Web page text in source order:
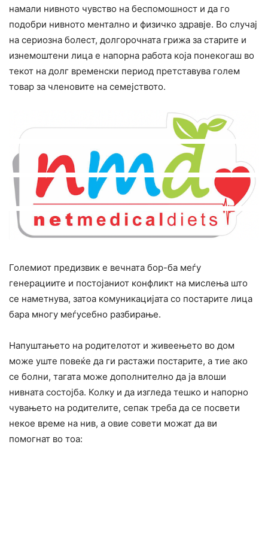
намали нивното чувство на беспомошност и да го
подобри нивното ментално и физичко здравје. Во случај
на сериозна болест, долгорочната грижа за старите и
изнемоштени лица е напорна работа која понекогаш во
текот на долг временски период претставува голем
товар за членовите на семејството.
Големиот предизвик е вечната бор-ба меѓу
генерациите и постојаниот конфликт на мислења што
се наметнува, затоа комуникацијата со постарите лица
бара многу меѓусебно разбирање.
Напуштањето на родителотот и живеењето во дом
може уште повеќе да ги растажи постарите, а тие ако
се болни, тагата може дополнително да ја влоши
нивната состојба. Колку и да изгледа тешко и напорно
чувањето на родителите, сепак треба да се посвети
некое време на нив, а овие совети можат да ви
помогнат во тоа: